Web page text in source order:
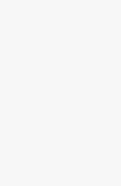
personalizados
de
servicios
Inseminación